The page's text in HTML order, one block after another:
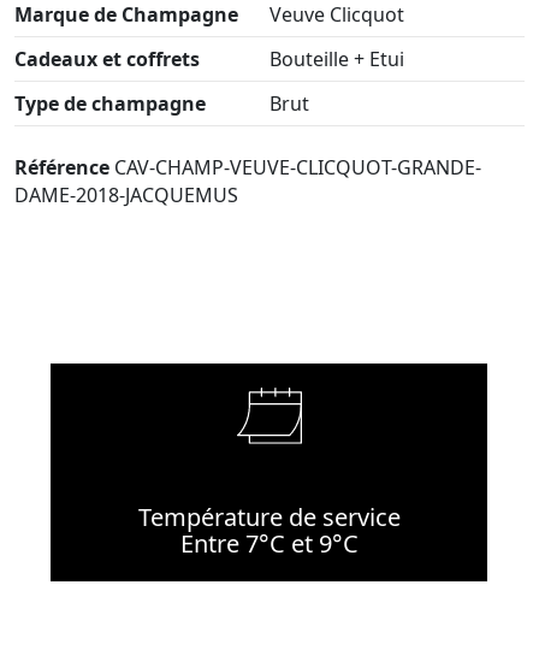
Marque de Champagne
Veuve Clicquot
Cadeaux et coffrets
Bouteille + Etui
Type de champagne
Brut
Référence CAV-CHAMP-VEUVE-CLICQUOT-GRANDE-
DAME-2018-JACQUEMUS
Température de service
Entre 7°C et 9°C